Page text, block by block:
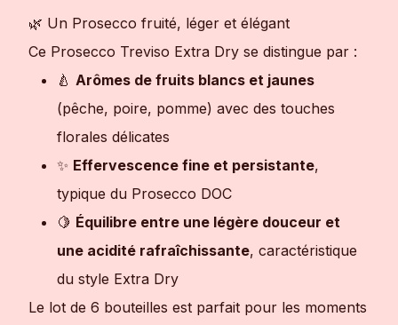
🌿 Un Prosecco fruité, léger et élégant
Ce Prosecco Treviso Extra Dry se distingue par :
🍐 Arômes de fruits blancs et jaunes
(pêche, poire, pomme) avec des touches
florales délicates
✨ Effervescence fine et persistante,
typique du Prosecco DOC
🍋 Équilibre entre une légère douceur et
une acidité rafraîchissante, caractéristique
du style Extra Dry
Le lot de 6 bouteilles est parfait pour les moments